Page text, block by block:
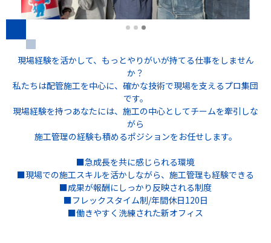
現場経験を活かして、もっとやりがいが持てる仕事をしません
か？
私たちは配管施工を中心に、確かな技術で現場を支えるプロ集団
です。
現場経験を持つあなたには、施工の中心としてチームを牽引しな
がら
施工管理の経験も積めるポジションをお任せします。
■急成⾧を共に感じられる環境
■現場での施工スキルを活かしながら、施工管理も経験できる
■成果が報酬にしっかり反映される制度
■フレックスタイム制/年間休日120日
■働きやすく洗練された新オフィス